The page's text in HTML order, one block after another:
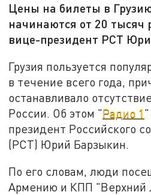
Цены на билеты в
начинаются от 20 тысяч
вице-президент РСТ
Грузия пользуется
в течение всего года,
останавливало
России. Об этом "Радио 1
президент Российского
(РСТ) Юрий Барзыкин.
По его словам, люди
Армению и КПП "Верхний